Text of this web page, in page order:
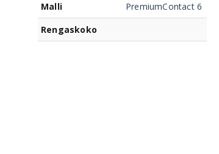
Malli
PremiumContact 6
Rengaskoko